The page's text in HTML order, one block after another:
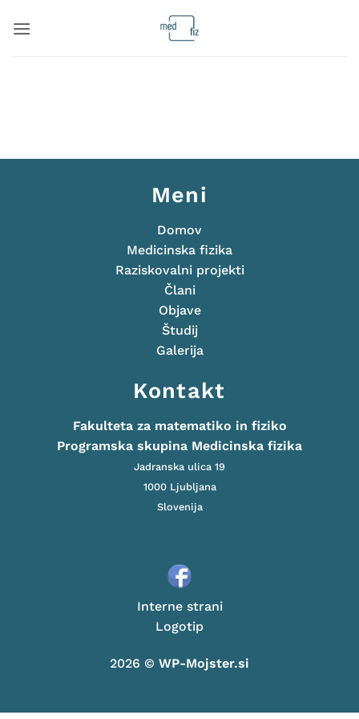
na
Meni
Domov
Medicinska fizika
Raziskovalni projekti
Člani
Objave
Študij
Galerija
Kontakt
Fakulteta za matematiko in fiziko
Programska skupina Medicinska fizika
Jadranska ulica 19
1000 Ljubljana
Slovenija
Interne strani
Logotip
2026 © WP-Mojster.si